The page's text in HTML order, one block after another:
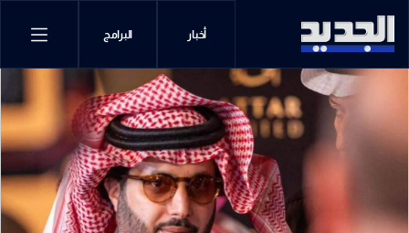
أخبار البرامج